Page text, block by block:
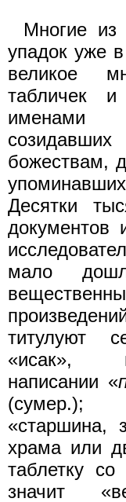
Многие из
упадок уже
великое
табличек
именами
божествам,
Десятки
документов
мало
титулуют
«исак»,
написании «
(сумер.);
«старшина,
храма или
таблетку
значит